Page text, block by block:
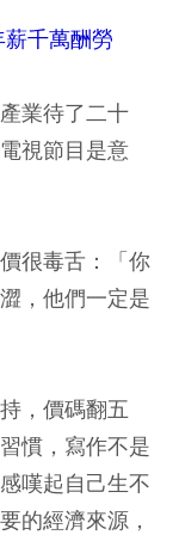
千萬酬勞
業待了二十
視節目是意
很毒舌：「你
，他們一定是
，價碼翻五
慣，寫作不是
嘆起自己生不
的經濟來源，